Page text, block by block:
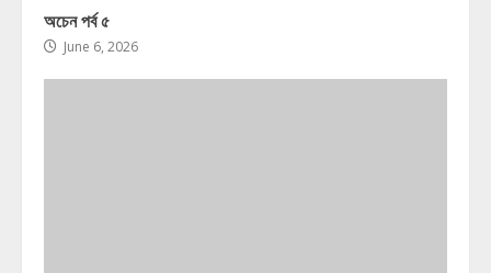
অচেন পর্ব ৫
June 6, 2026